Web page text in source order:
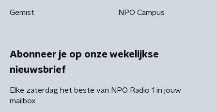
Gemist NPO Campus
Abonneer je op onze wekelijkse
nieuwsbrief
Elke zaterdag het beste van NPO Radio 1 in jouw
mailbox